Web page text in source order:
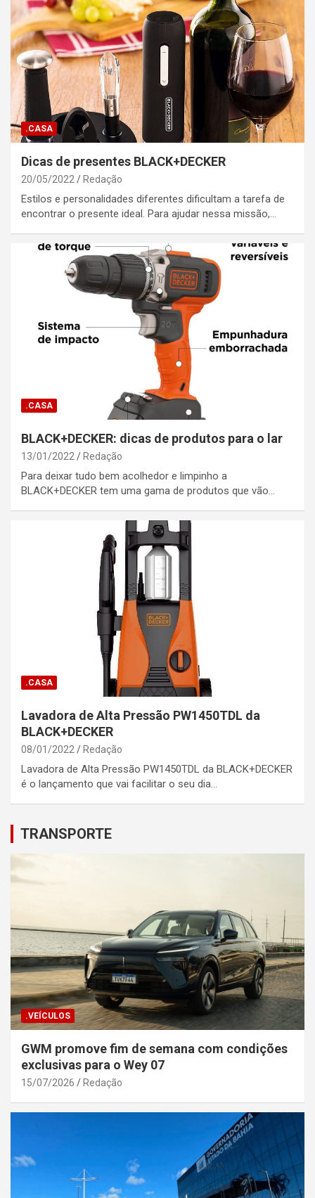
.CASA
Dicas de presentes BLACK+DECKER
20/05/2022 Redação
Estilos e personalidades diferentes dificultam a tarefa de
encontrar o presente ideal. Para ajudar nessa missão,…
.CASA
BLACK+DECKER: dicas de produtos para o lar
13/01/2022 Redação
Para deixar tudo bem acolhedor e limpinho a
BLACK+DECKER tem uma gama de produtos que vão…
.CASA
Lavadora de Alta Pressão PW1450TDL da
BLACK+DECKER
08/01/2022 Redação
Lavadora de Alta Pressão PW1450TDL da BLACK+DECKER
é o lançamento que vai facilitar o seu dia…
TRANSPORTE
.VEÍCULOS
GWM promove fim de semana com condições
exclusivas para o Wey 07
15/07/2026 Redação